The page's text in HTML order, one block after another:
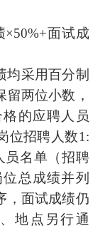
面试成
均采用百分制
两位小数，
的应聘人员
位招聘人数1:
员名单（招聘
总成绩并列
，面试成绩仍
地点另行通